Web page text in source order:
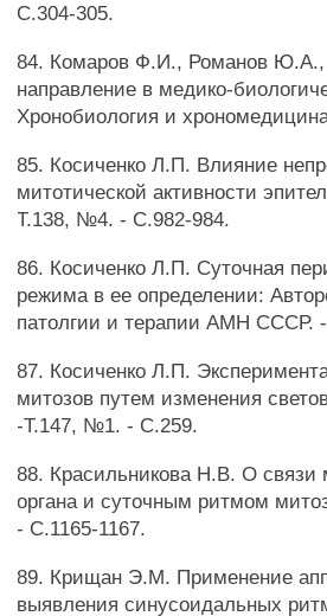
С.304-305.
84. Комаров Ф.И., Романов
направление в медико-
Хронобиология и
85. Косиченко Л.П. Влияние
митотической активности
Т.138, №4. - С.982-984.
86. Косиченко Л.П. Суточная
режима в ее определении:
патолгии и терапии АМН СССР.
87. Косиченко Л.П.
митозов путем изменения
-Т.147, №1. - С.259.
88. Красильникова Н.В. О
органа и суточным ритмом
- С.1165-1167.
89. Крищан Э.М. Применение
выявления синусоидальных